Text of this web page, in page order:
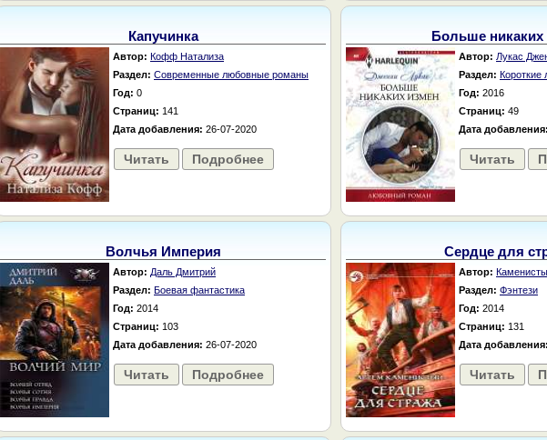
Капучинка
Автор: Кофф Натализа
Раздел: Современные любовные романы
Год: 0
Страниц: 141
Дата добавления: 26-07-2020
Читать Подробнее
Больше никаких
Автор: Лукас
Раздел:
Год: 2016
Страниц: 49
Дата добавления:
Читать
Волчья Империя
Автор: Даль Дмитрий
Раздел: Боевая фантастика
Год: 2014
Страниц: 103
Дата добавления: 26-07-2020
Читать Подробнее
Сердце для
Автор:
Раздел: Фэнтези
Год: 2014
Страниц: 131
Дата добавления:
Читать